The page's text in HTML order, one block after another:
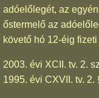
adóelőlegét, az
őstermelő az
követő hó 12-éig fizeti
2003. évi XCII. tv. 2.
1995. évi CXVII. tv. 2.